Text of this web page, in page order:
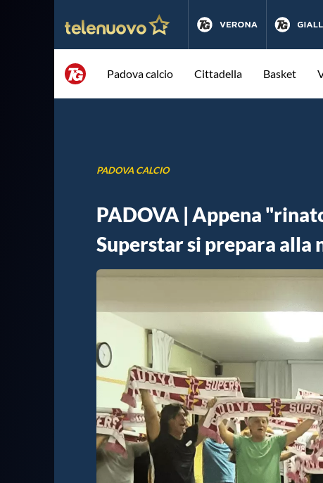
Padova calcio Cittadella Basket
PADOVA CALCIO
PADOVA | Appena
Superstar si prepara alla